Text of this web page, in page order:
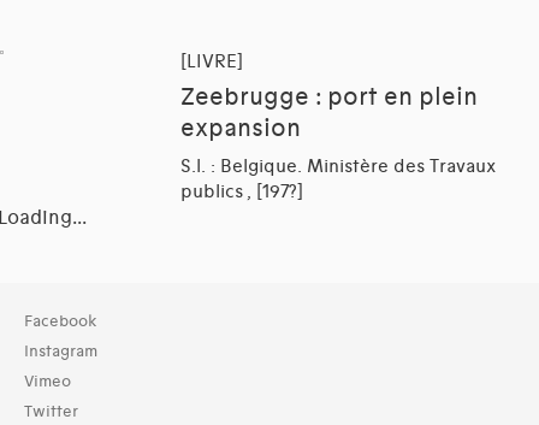
[LIVRE]
Zeebrugge : port en plein
expansion
S.l. : Belgique. Ministère des Travaux
publics , [197?]
Collection
Bibliothèque (27330)
Archives (2360)
Typologies documents
Facebook
Instagram
Vimeo
Twitter